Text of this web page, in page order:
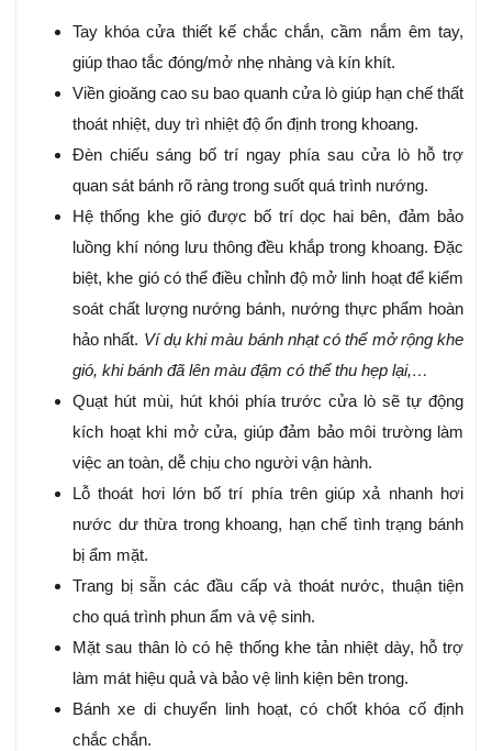
Tay khóa cửa thiết kế chắc chắn, cầm nắm êm tay,
giúp thao tắc đóng/mở nhẹ nhàng và kín khít.
Viền gioăng cao su bao quanh cửa lò giúp hạn chế thất
thoát nhiệt, duy trì nhiệt độ ổn định trong khoang.
Đèn chiếu sáng bố trí ngay phía sau cửa lò hỗ trợ
quan sát bánh rõ ràng trong suốt quá trình nướng.
Hệ thống khe gió được bố trí dọc hai bên, đảm bảo
luồng khí nóng lưu thông đều khắp trong khoang. Đặc
biệt, khe gió có thể điều chỉnh độ mở linh hoạt để kiểm
soát chất lượng nướng bánh, nướng thực phẩm hoàn
hảo nhất. Ví dụ khi màu bánh nhạt có thể mở rộng khe
gió, khi bánh đã lên màu đậm có thể thu hẹp lại,…
Quạt hút mùi, hút khói phía trước cửa lò sẽ tự động
kích hoạt khi mở cửa, giúp đảm bảo môi trường làm
việc an toàn, dễ chịu cho người vận hành.
Lỗ thoát hơi lớn bố trí phía trên giúp xả nhanh hơi
nước dư thừa trong khoang, hạn chế tình trạng bánh
bị ẩm mặt.
Trang bị sẵn các đầu cấp và thoát nước, thuận tiện
cho quá trình phun ẩm và vệ sinh.
Mặt sau thân lò có hệ thống khe tản nhiệt dày, hỗ trợ
làm mát hiệu quả và bảo vệ linh kiện bên trong.
Bánh xe di chuyển linh hoạt, có chốt khóa cố định
chắc chắn.